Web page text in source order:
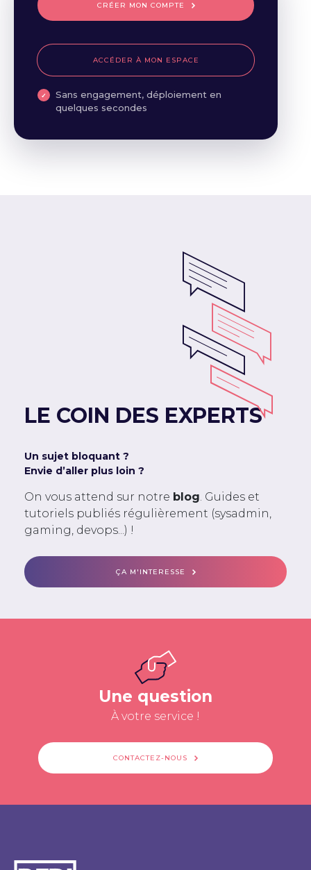
CRÉER MON COMPTE
ACCÉDER À MON ESPACE
Sans engagement, déploiement en
quelques secondes
LE COIN DES EXPERTS
Un sujet bloquant ?
Envie d’aller plus loin ?
On vous attend sur notre blog. Guides et
tutoriels publiés régulièrement (sysadmin,
gaming, devops...) !
ÇA M'INTERESSE
Une question
À votre service !
CONTACTEZ-NOUS